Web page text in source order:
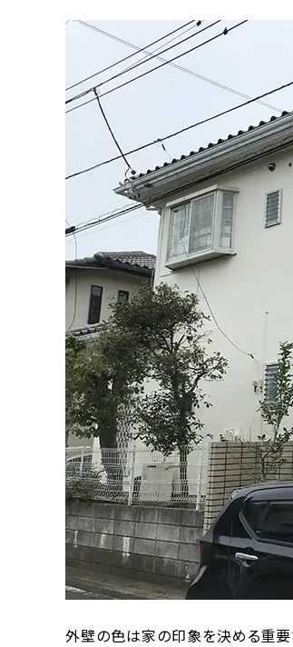
外壁の色は家の印象を決める重要